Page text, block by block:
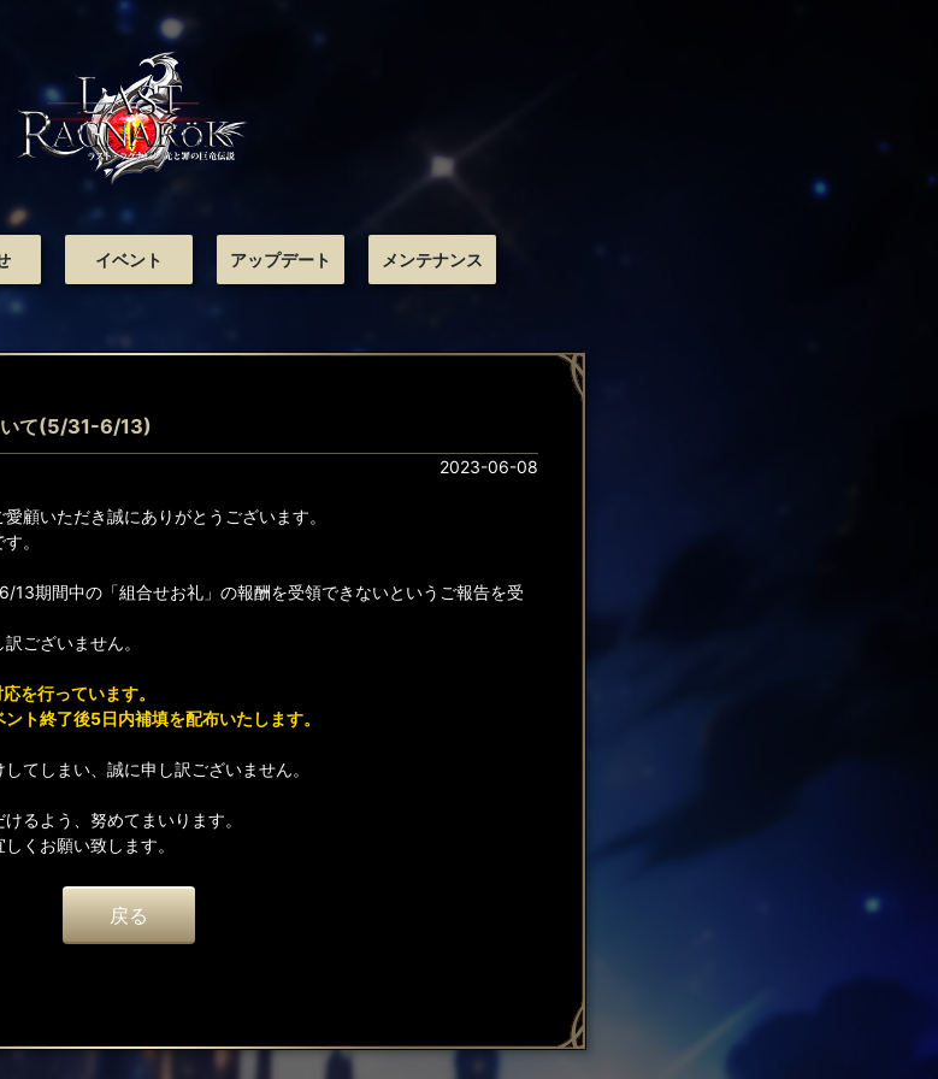
イベント アップデート メンテナンス
いて(5/31-6/13)
2023-06-08
顧いただき誠にありがとうございます。
。
13期間中の「組合せお礼」の報酬を受領できないというご報告を受
ございません。
を行っています。
ト終了後5日内補填を配布いたします。
てしまい、誠に申し訳ございません。
るよう、努めてまいります。
くお願い致します。
戻る